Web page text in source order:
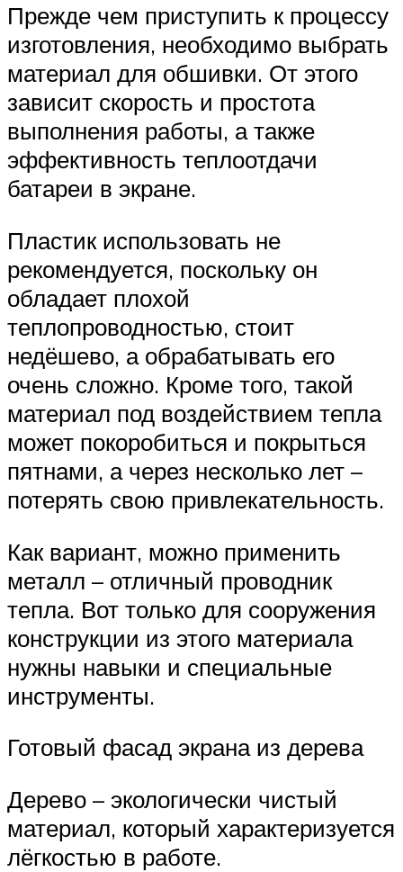
Прежде чем приступить к процессу
изготовления, необходимо выбрать
материал для обшивки. От этого
зависит скорость и простота
выполнения работы, а также
эффективность теплоотдачи
батареи в экране.
Пластик использовать не
рекомендуется, поскольку он
обладает плохой
теплопроводностью, стоит
недёшево, а обрабатывать его
очень сложно. Кроме того, такой
материал под воздействием тепла
может покоробиться и покрыться
пятнами, а через несколько лет –
потерять свою привлекательность.
Как вариант, можно применить
металл – отличный проводник
тепла. Вот только для сооружения
конструкции из этого материала
нужны навыки и специальные
инструменты.
Готовый фасад экрана из дерева
Дерево – экологически чистый
материал, который характеризуется
лёгкостью в работе.